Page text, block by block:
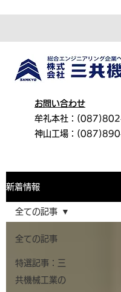
お問い合わせ
牟礼本社：
神山工場：
新着情報
全ての記事
特選記事：三
共機械工業の
全ての記事